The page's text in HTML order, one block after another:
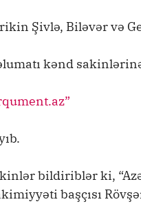
Şivlə, Biləvər və
kənd
bildiriblər ki,
başçısı